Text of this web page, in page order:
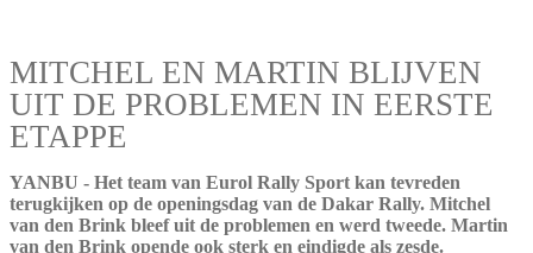
MITCHEL EN MARTIN BLIJVEN
UIT DE PROBLEMEN IN EERSTE
ETAPPE
YANBU - Het team van Eurol Rally Sport kan tevreden
terugkijken op de openingsdag van de Dakar Rally. Mitchel
van den Brink bleef uit de problemen en werd tweede. Martin
van den Brink opende ook sterk en eindigde als zesde.